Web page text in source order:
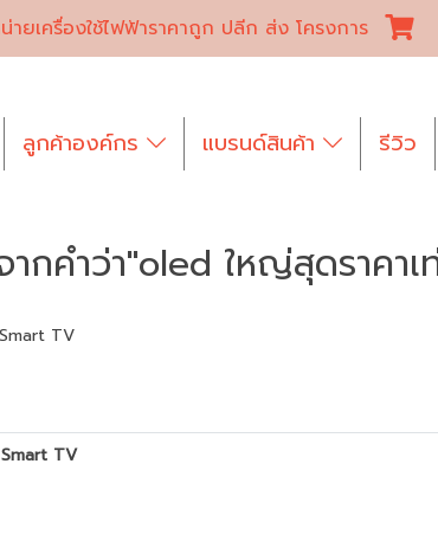
ายเครื่องใช้ไฟฟ้าราคาถูก ปลีก ส่ง โครงการ
ลูกค้าองค์กร แบรนด์สินค้า รีวิว
กคำว่า"oled ใหญ่สุดราคาเ
TV
TV